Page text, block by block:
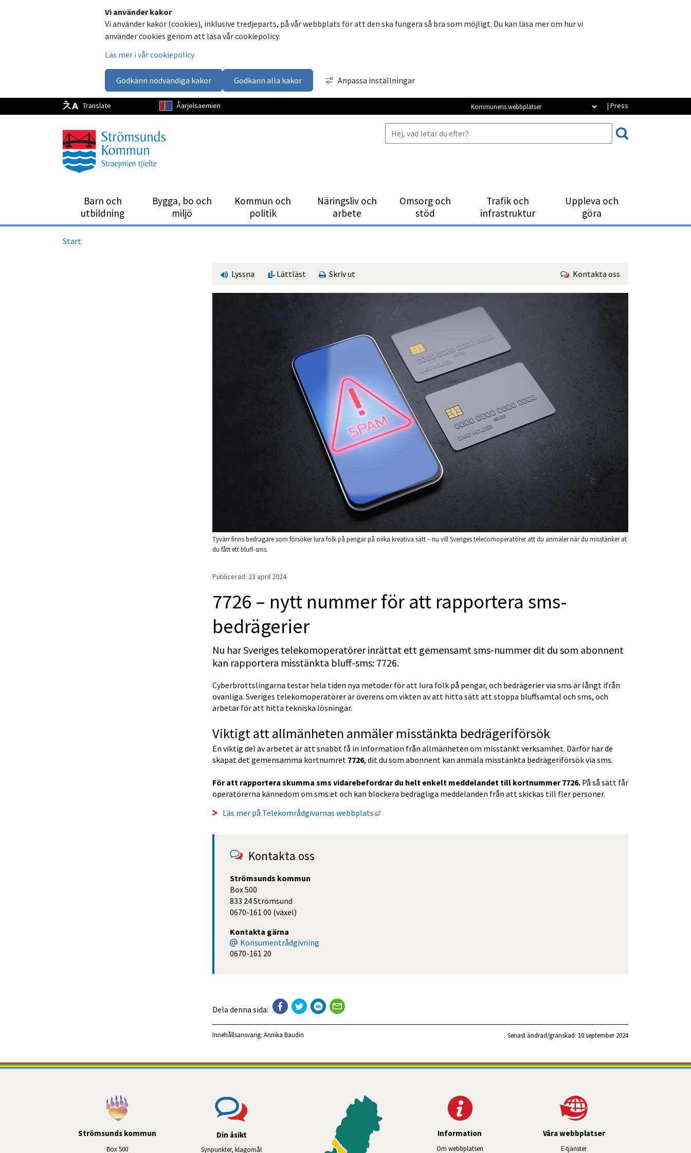
Vi använder kakor
Vi använder kakor (cookies), inklusive tredjeparts, på vår webbplats för att den ska fungera så bra som möjligt. Du kan läsa mer om hur vi
använder cookies genom att läsa vår cookiepolicy.
Läs mer i vår cookiepolicy
Godkänn nödvändiga kakor Godkänn alla kakor Anpassa inställningar
Translate Åarjelsaemien | Press
Kommunens webbplatser
Barn och
utbild­ning
Bygga, bo och
miljö
Kommun och
politik
Närings­liv och
arbete
Omsorg och
stöd
Trafik och
infrastruktur
Uppleva och
göra
Start
Lyssna Lättläst Skriv ut Kontakta oss
Tyvärr finns bedragare som försöker lura folk på pengar på oiika kreativa sätt – nu vill Sveriges telecomoperatörer att du anmäler när du misstänker at
du fått ett bluff-sms.
Publicerad: 23 april 2024
7726 – nytt nummer för att rapportera sms-
bedrägerier
Nu har Sveriges telekomoperatörer inrättat ett gemensamt sms-nummer dit du som abonnent
kan rapportera misstänkta bluff-sms: 7726.
Cyberbrottslingarna testar hela tiden nya metoder för att lura folk på pengar, och bedrägerier via sms är långt ifrån
ovanliga. Sveriges telekomoperatörer är överens om vikten av att hitta sätt att stoppa bluffsamtal och sms, och
arbetar för att hitta tekniska lösningar.
Viktigt att allmänheten anmäler misstänkta bedrägeriförsök
En viktig del av arbetet är att snabbt få in information från allmänheten om misstänkt verksamhet. Därför har de
skapat det gemensamma kortnumret 7726, dit du som abonnent kan anmäla misstänkta bedrägeriförsök via sms.
För att rapportera skumma sms vidarebefordrar du helt enkelt meddelandet till kortnummer 7726. På så sätt får
operatörerna kännedom om sms:et och kan blockera bedrägliga meddelanden från att skickas till fler personer.
Läs mer på Telekområdgivarnas webbplats
Länk till annan webbplats, öppnas i nytt fönster.
Kontakta oss
Strömsunds kommun
Box 500
833 24 Strömsund
0670-161 00 (växel)
Kontakta gärna
Konsumentrådgivning
0670-161 20
Dela denna sida:
Innehållsansvarig: Annika Baudin Senast ändrad/granskad: 10 september 2024
Strömsunds kommun
Box 500
Din åsikt
Synpunkter, klagomål
Information
Om webbplatsen
Våra webbplatser
E-tjänsterLänk till annan webbplats, öppnas i